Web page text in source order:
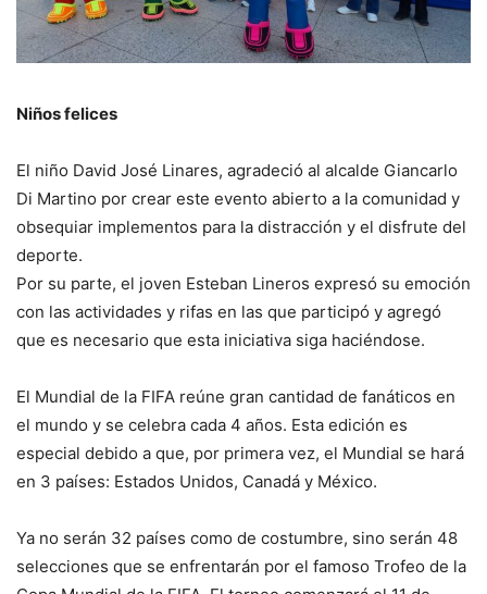
Niños felices
El niño David José Linares, agradeció al alcalde Giancarlo
Di Martino por crear este evento abierto a la comunidad y
obsequiar implementos para la distracción y el disfrute del
deporte.
Por su parte, el joven Esteban Lineros expresó su emoción
con las actividades y rifas en las que participó y agregó
que es necesario que esta iniciativa siga haciéndose.
El Mundial de la FIFA reúne gran cantidad de fanáticos en
el mundo y se celebra cada 4 años. Esta edición es
especial debido a que, por primera vez, el Mundial se hará
en 3 países: Estados Unidos, Canadá y México.
Ya no serán 32 países como de costumbre, sino serán 48
selecciones que se enfrentarán por el famoso Trofeo de la